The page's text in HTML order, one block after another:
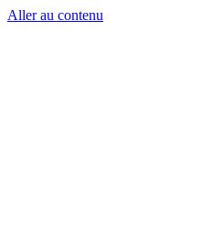
Aller au contenu